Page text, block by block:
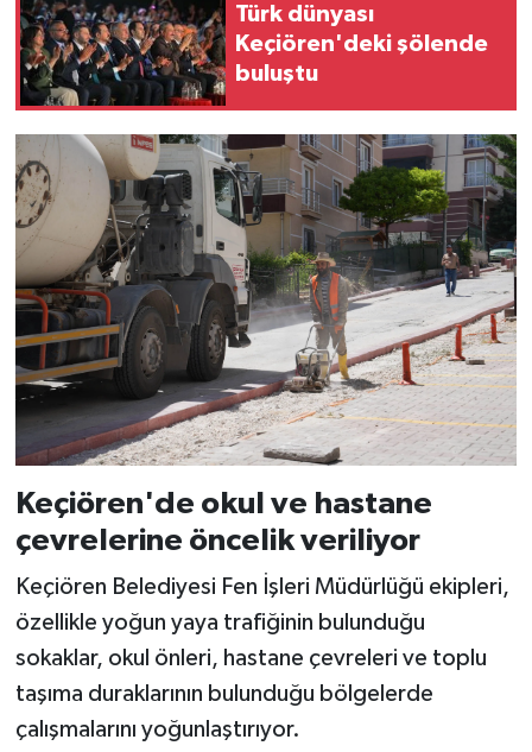
Türk dünyası
Keçiören'deki şölende
buluştu
Keçiören'de okul ve hastane
çevrelerine öncelik veriliyor
Keçiören Belediyesi Fen İşleri Müdürlüğü ekipleri,
özellikle yoğun yaya trafiğinin bulunduğu
sokaklar, okul önleri, hastane çevreleri ve toplu
taşıma duraklarının bulunduğu bölgelerde
çalışmalarını yoğunlaştırıyor.